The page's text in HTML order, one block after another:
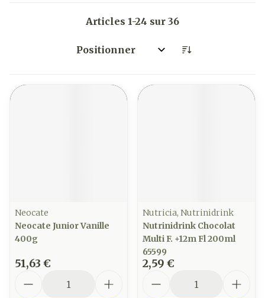
Articles 1-24 sur 36
Trier par:
Neocate
Neocate Junior Vanille
400g
51,63 €
Nutricia, Nutrinidrink
Nutrinidrink Chocolat
Multi F. +12m Fl 200ml
65599
2,59 €